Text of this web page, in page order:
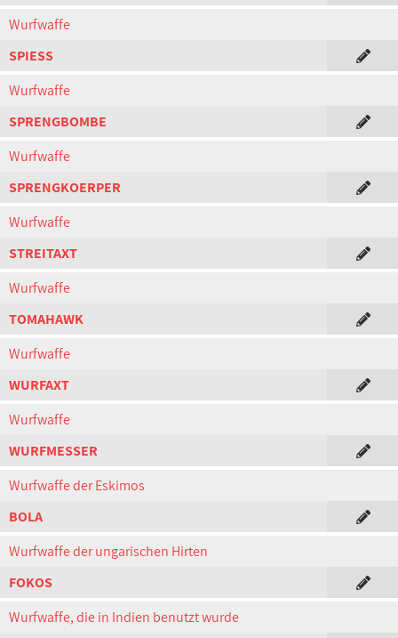
Wurfwaffe
SPIESS
Wurfwaffe
SPRENGBOMBE
Wurfwaffe
SPRENGKOERPER
Wurfwaffe
STREITAXT
Wurfwaffe
TOMAHAWK
Wurfwaffe
WURFAXT
Wurfwaffe
WURFMESSER
Wurfwaffe der Eskimos
BOLA
Wurfwaffe der ungarischen Hirten
FOKOS
Wurfwaffe, die in Indien benutzt wurde